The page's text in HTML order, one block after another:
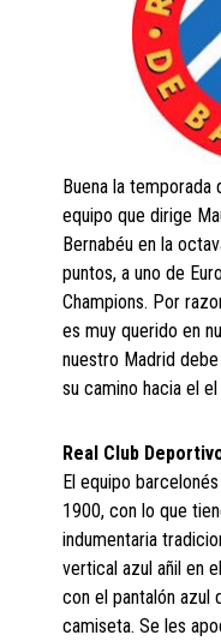
Buena la temporada
equipo que dirige
Bernabéu en la
puntos, a uno de
Champions. Por
es muy querido en
nuestro Madrid
su camino hacia el
Real Club
El equipo
1900, con lo que
indumentaria
vertical azul añil en
con el pantalón azul
camiseta. Se les